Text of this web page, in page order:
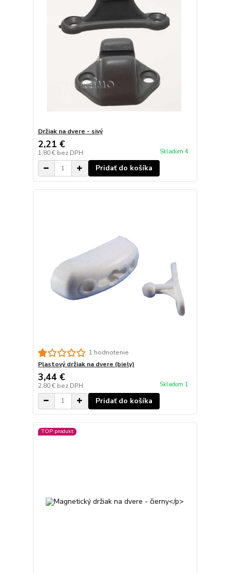
Držiak na dvere - sivý
2,21 €
1,80 € bez DPH Skladom 4
Pridať do košíka
1 hodnotenie
Plastový držiak na dvere (biely)
3,44 €
2,80 € bez DPH Skladom 1
Pridať do košíka
TOP produkt